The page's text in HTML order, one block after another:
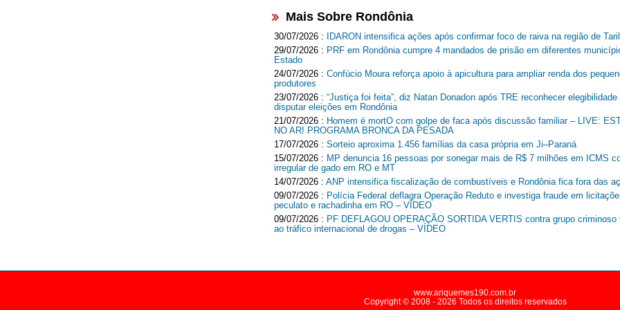
Mais Sobre Rondônia
30/07/2026 : IDARON intensifica ações após confirmar foco de raiva na região de
29/07/2026 : PRF em Rondônia cumpre 4 mandados de prisão em diferentes
Estado
24/07/2026 : Confúcio Moura reforça apoio à apicultura para ampliar renda dos
produtores
23/07/2026 : “Justiça foi feita”, diz Natan Donadon após TRE reconhecer elegibilidade
disputar eleições em Rondônia
21/07/2026 : Homem é mortO com golpe de faca após discussão familiar – LIVE:
NO AR! PROGRAMA BRONCA DA PESADA
17/07/2026 : Sorteio aproxima 1.456 famílias da casa própria em Ji–Paraná
15/07/2026 : MP denuncia 16 pessoas por sonegar mais de R$ 7 milhões em ICMS
irregular de gado em RO e MT
14/07/2026 : ANP intensifica fiscalização de combustíveis e Rondônia fica fora das
09/07/2026 : Polícia Federal deflagra Operação Reduto e investiga fraude em
peculato e rachadinha em RO – VÍDEO
09/07/2026 : PF DEFLAGOU OPERAÇÃO SORTIDA VERTIS contra grupo criminoso
ao tráfico internacional de drogas – VÍDEO
www.ariquemes190.com.br
Copyright © 2008 - 2026 Todos os direitos reservados